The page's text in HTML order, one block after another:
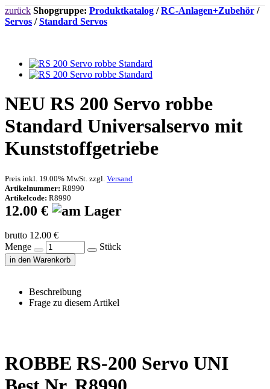
zurück Shopgruppe: Produktkatalog /RC-Anlagen+Zubehör /
Servos /Standard Servos
NEU RS 200 Servo robbe
Standard Universalservo mit
Kunststoffgetriebe
Preis inkl. 19.00% MwSt. zzgl. Versand
Artikelnummer: R8990
Artikelcode: R8990
12.00 €
brutto 12.00 €
Menge
Stück
in den Warenkorb
Beschreibung
Frage zu diesem Artikel
ROBBE RS-200 Servo UNI